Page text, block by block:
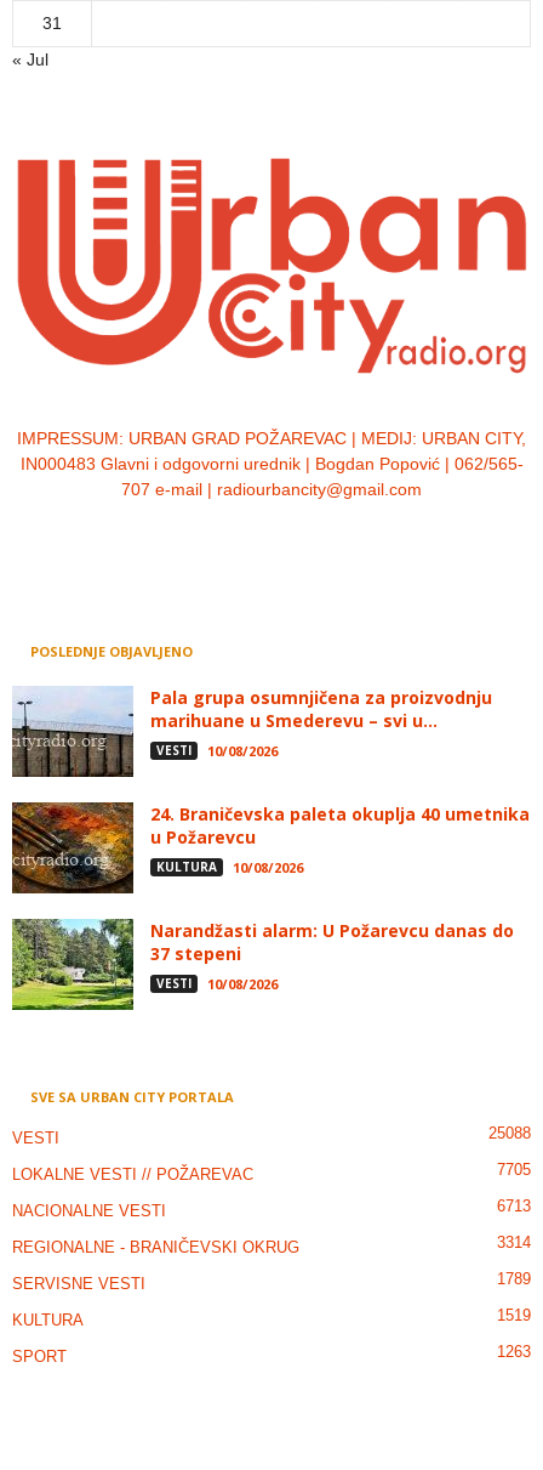
31
« Jul
IMPRESSUM: URBAN GRAD POŽAREVAC | MEDIJ: URBAN CITY,
IN000483 Glavni i odgovorni urednik | Bogdan Popović | 062/565-
707 e-mail | radiourbancity@gmail.com
POSLEDNJE OBJAVLJENO
Pala grupa osumnjičena za proizvodnju
marihuane u Smederevu – svi u...
VESTI 10/08/2026
24. Braničevska paleta okuplja 40 umetnika
u Požarevcu
KULTURA 10/08/2026
Narandžasti alarm: U Požarevcu danas do
37 stepeni
VESTI 10/08/2026
SVE SA URBAN CITY PORTALA
VESTI 25088
LOKALNE VESTI // POŽAREVAC 7705
NACIONALNE VESTI 6713
REGIONALNE - BRANIČEVSKI OKRUG 3314
SERVISNE VESTI 1789
KULTURA 1519
SPORT 1263